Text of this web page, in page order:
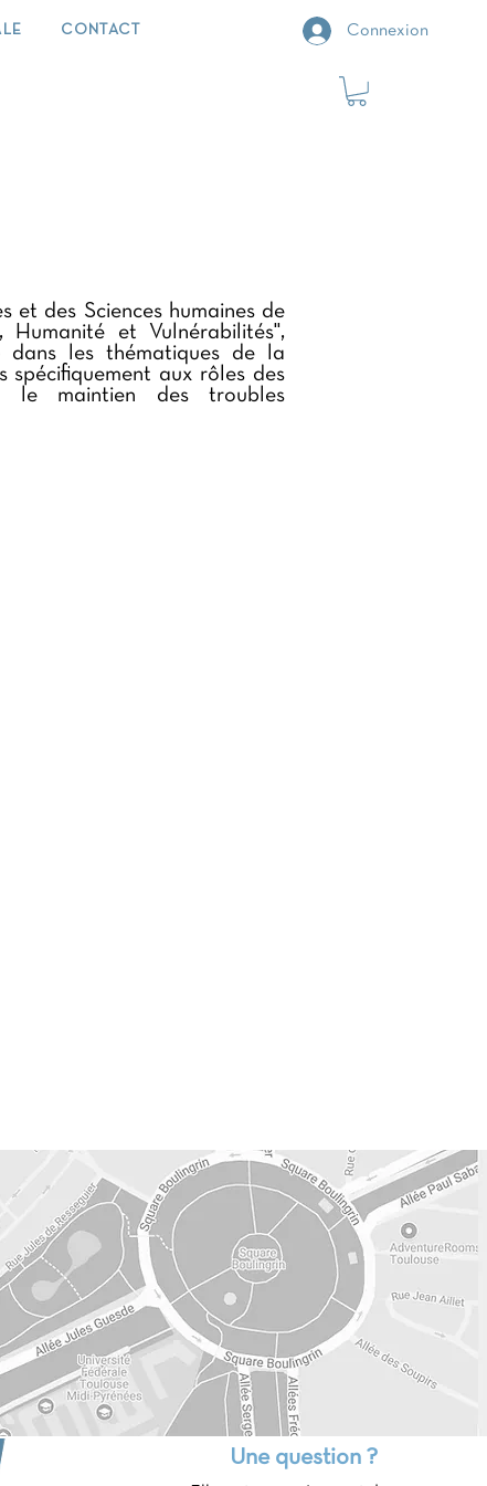
CONTACT Connexion
et des Sciences humaines de
et Vulnérabilités",
dans les thématiques de la
spécifiquement aux rôles des
le maintien des troubles
Une question ?